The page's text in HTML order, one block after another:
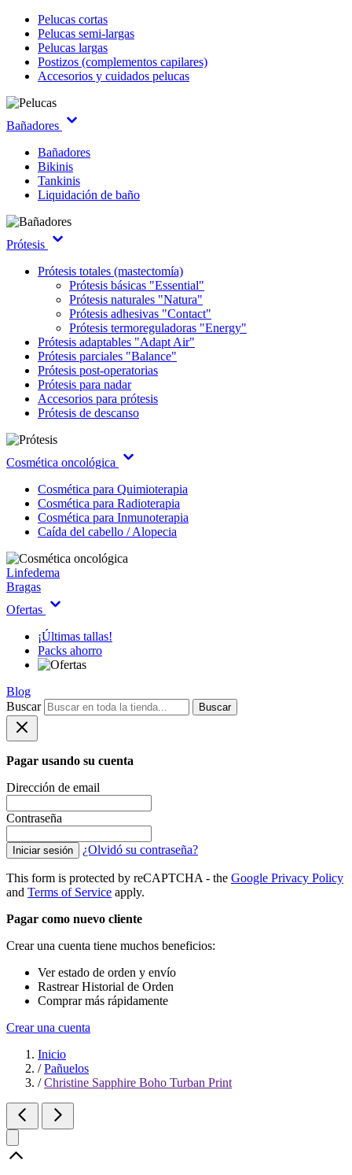
Pelucas cortas
Pelucas semi-largas
Pelucas largas
Postizos (complementos capilares)
Accesorios y cuidados pelucas
Bañadores
Bañadores
Bikinis
Tankinis
Liquidación de baño
Prótesis
Prótesis totales (mastectomía)
Prótesis básicas "Essential"
Prótesis naturales "Natura"
Prótesis adhesivas "Contact"
Prótesis termoreguladoras "Energy"
Prótesis adaptables "Adapt Air"
Prótesis parciales "Balance"
Prótesis post-operatorias
Prótesis para nadar
Accesorios para prótesis
Prótesis de descanso
Cosmética oncológica
Cosmética para Quimioterapia
Cosmética para Radioterapia
Cosmética para Inmunoterapia
Caída del cabello / Alopecia
Linfedema
Bragas
Ofertas
¡Últimas tallas!
Packs ahorro
Blog
Buscar
Buscar
Pagar usando su cuenta
Dirección de email
Contraseña
Iniciar sesión ¿Olvidó su contraseña?
This form is protected by reCAPTCHA - the Google Privacy Policy
and Terms of Service apply.
Pagar como nuevo cliente
Crear una cuenta tiene muchos beneficios:
Ver estado de orden y envío
Rastrear Historial de Orden
Comprar más rápidamente
Crear una cuenta
Inicio
/ Pañuelos
/ Christine Sapphire Boho Turban Print